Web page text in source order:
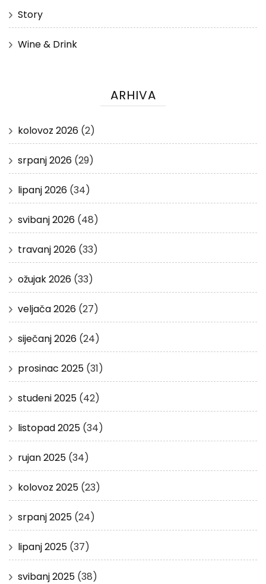
Story
Wine & Drink
ARHIVA
kolovoz 2026 (2)
srpanj 2026 (29)
lipanj 2026 (34)
svibanj 2026 (48)
travanj 2026 (33)
ožujak 2026 (33)
veljača 2026 (27)
siječanj 2026 (24)
prosinac 2025 (31)
studeni 2025 (42)
listopad 2025 (34)
rujan 2025 (34)
kolovoz 2025 (23)
srpanj 2025 (24)
lipanj 2025 (37)
svibanj 2025 (38)